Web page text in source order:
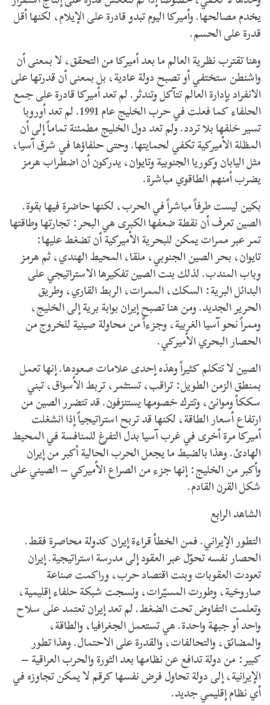
يخدم مصالحها. وأميركا اليوم تبدو قادرة على الإيلام، لكنها أقل
قدرة على الحسم.
وهنا تقترب نظرية العالم ما بعد أميركا من التحقق، لا بمعنى أن
واشنطن ستختفي أو تصبح دولة عادية، بل بمعنى أن قدرتها على
الانفراد بإدارة العالم تتآكل وتندثر. لم تعد أميركا قادرة على جمع
الحلفاء كما فعلت في حرب الخليج عام 1991. لم تعد أوروبا
تسير خلفها بلا تردد. ولم تعد دول الخليج مطمئنة تماماً إلى أن
المظلة الأميركية تكفي لحمايتها. وحتى حلفاؤها في شرق آسيا،
مثل اليابان وكوريا الجنوبية وتايوان، يدركون أن اضطراب هرمز
يضرب أمنهم الطاقوي مباشرة.
بكين ليست طرفاً مباشراً في الحرب، لكنها حاضرة فيها بقوة.
الصين تعرف أن نقطة ضعفها الكبرى هي البحر: تجارتها وطاقتها
تمر عبر ممرات يمكن للبحرية الأميركية أن تضغط عليها:
تايوان، بحر الصين الجنوبي، ملقا، المحيط الهندي، ثم هرمز
وباب المندب. لذلك بنت الصين تفكيرها الاستراتيجي على
البدائل البرية: السكك، الممرات، الربط القاري، وطريق
الحرير الجديد. ومن هنا تصبح إيران بوابة برية إلى الخليج،
وممراً نحو آسيا الغربية، وجزءاً من محاولة صينية للخروج من
الحصار البحري الأميركي.
الصين لا تتكلم كثيراً وهذه إحدى علامات صعودها. إنها تعمل
بمنطق الزمن الطويل: تراقب، تستثمر، تربط الأسواق، تبني
سككاً وموانئ، وتترك خصومها يستنزفون. قد تتضرر الصين من
ارتفاع أسعار الطاقة، لكنها قد تربح استراتيجياً إذا انشغلت
أميركا مرة أخرى في غرب آسيا بدل التفرغ للمنافسة في المحيط
الهادئ. وهذا بالضبط ما يجعل الحرب الحالية أكبر من إيران
وأكبر من الخليج: إنها جزء من الصراع الأميركي – الصيني على
شكل القرن القادم.
الشاهد الرابع
التطور الإيراني. فمن الخطأ قراءة إيران كدولة محاصرة فقط.
الحصار نفسه تحوّل عبر العقود إلى مدرسة استراتيجية. إيران
تعودت العقوبات وبنت اقتصاد حرب، وراكمت صناعة
صاروخية، وطورت المسيّرات، ونسجت شبكة حلفاء إقليمية،
وتعلمت التفاوض تحت الضغط. لم تعد إيران تعتمد على سلاح
واحد أو جبهة واحدة. هي تستعمل الجغرافيا، والطاقة،
والمضائق، والتحالفات، والقدرة على الاحتمال. وهذا تطور
كبير: من دولة تدافع عن نظامها بعد الثورة والحرب العراقية –
الإيرانية، إلى دولة تحاول فرض نفسها كرقم لا يمكن تجاوزه في
أي نظام إقليمي جديد.